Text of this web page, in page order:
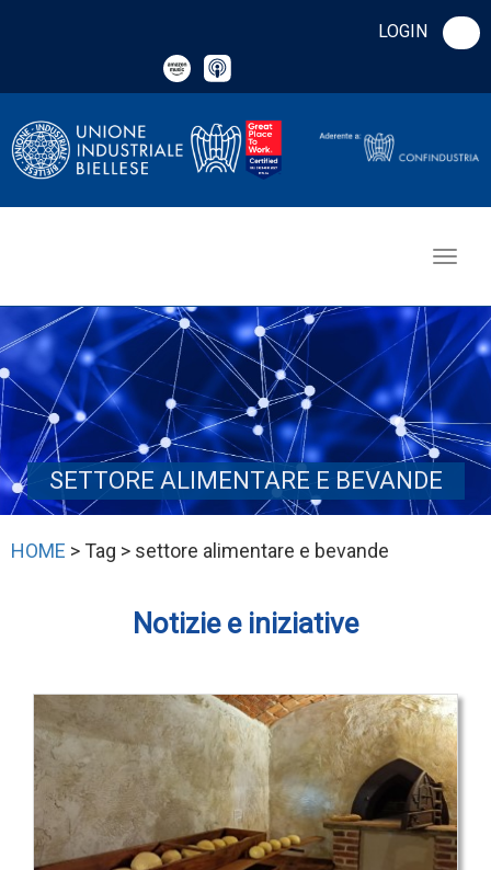
LOGIN
SETTORE ALIMENTARE E BEVANDE
HOME > Tag > settore alimentare e bevande
Notizie e iniziative